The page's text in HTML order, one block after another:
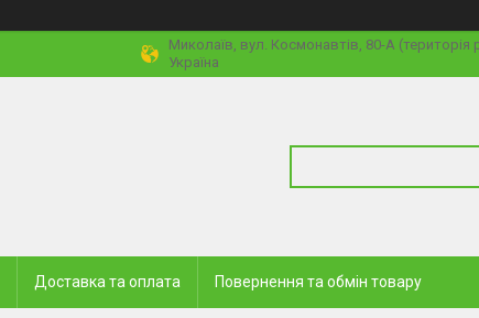
Миколаїв, вул. Космонавтів, 80-А
Україна
Доставка та оплата Повернення та обмін товару